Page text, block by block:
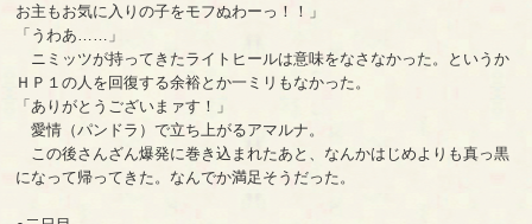
お主もお気に入りの子をモフぬわーっ！！」
「うわあ……」
ニミッツが持ってきたライトヒールは意味をなさなかった。というか
ＨＰ１の人を回復する余裕とか一ミリもなかった。
「ありがとうございまァす！」
愛情（パンドラ）で立ち上がるアマルナ。
この後さんざん爆発に巻き込まれたあと、なんかはじめよりも真っ黒
になって帰ってきた。なんでか満足そうだった。